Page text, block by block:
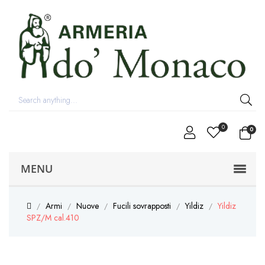
0 0
MENU
Armi Nuove Fucili sovrapposti Yildiz
Yildiz
SPZ/M cal.410